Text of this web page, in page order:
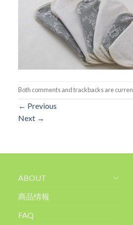
Both comments and trackbacks are
← Previous
Next →
ABOUT
商品情報
FAQ